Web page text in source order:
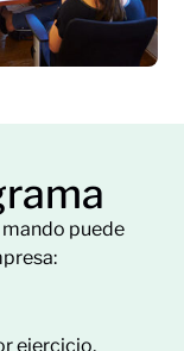
puede
ejercicio,